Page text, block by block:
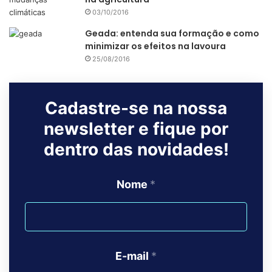
03/10/2016
Geada: entenda sua formação e como
minimizar os efeitos na lavoura
25/08/2016
Cadastre-se na nossa
newsletter e fique por
dentro das novidades!
Nome *
E-mail *